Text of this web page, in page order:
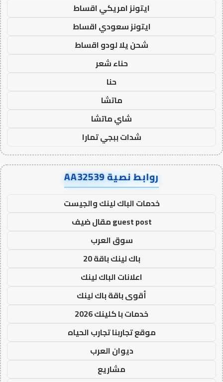
ايتونز امريكي اقساط
ايتونز سعودي اقساط
شحن يلا لودو اقساط
حناء شعر
حنا
ماتشا
شاي ماتشا
شدات ببجي تمارا
روابط نصية AA32539
خدمات الباك لينك والجيست
guest post مقال ضيف
سوق العرب
باك لينك باقة 20
اعلانات الباك لينك
أقوى باقة باك لينك
خدمات با كلينك 2026
موقع تجاربنا تجارب الحياه
ديوان العرب
مشاريع